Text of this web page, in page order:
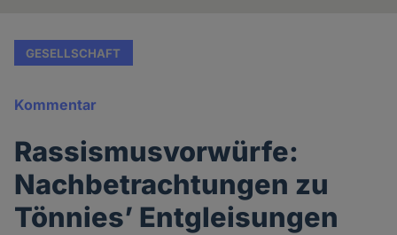
GESELLSCHAFT
Kommentar
Rassismusvorwürfe:
Nachbetrachtungen zu
Tönnies’ Entgleisungen